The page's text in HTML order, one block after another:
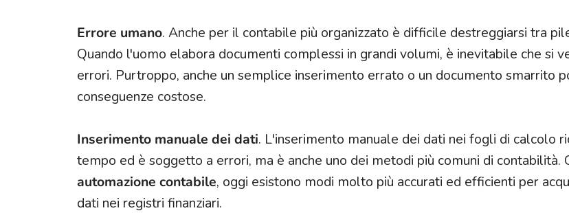
Errore umano. Anche per il contabile più organizzato è difficile destreggiarsi tra
Quando l'uomo elabora documenti complessi in grandi volumi, è inevitabile che si
errori. Purtroppo, anche un semplice inserimento errato o un documento smarrito
conseguenze costose.
Inserimento manuale dei dati. L'inserimento manuale dei dati nei fogli di calcolo
tempo ed è soggetto a errori, ma è anche uno dei metodi più comuni di contabilità.
automazione contabile, oggi esistono modi molto più accurati ed efficienti per
dati nei registri finanziari.